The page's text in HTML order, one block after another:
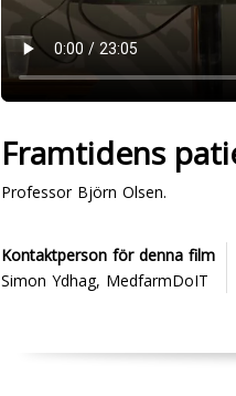
Framtidens
Professor Björn Olsen.
Kontaktperson för denna film
Simon Ydhag, MedfarmDoIT